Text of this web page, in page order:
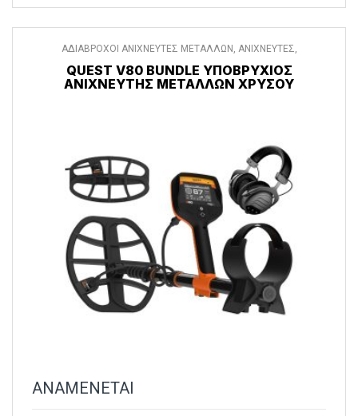
ΑΔΙΑΒΡΟΧΟΙ ΑΝΙΧΝΕΥΤΕΣ ΜΕΤΑΛΛΩΝ , ΑΝΙΧΝΕΥΤΕΣ,
QUEST V80 BUNDLE ΥΠΟΒΡΎΧΙΟΣ
ΑΝΙΧΝΕΥΤΉΣ ΜΕΤΆΛΛΩΝ ΧΡΥΣΟΎ
ΑΝΑΜΕΝΕΤΑΙ